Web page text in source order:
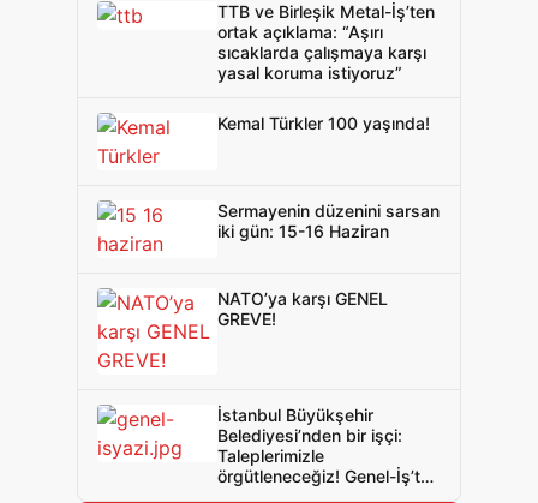
TTB ve Birleşik Metal-İş’ten
ortak açıklama: “Aşırı
sıcaklarda çalışmaya karşı
yasal koruma istiyoruz”
Kemal Türkler 100 yaşında!
Sermayenin düzenini sarsan
iki gün: 15-16 Haziran
NATO’ya karşı GENEL
GREVE!
İstanbul Büyükşehir
Belediyesi’nden bir işçi:
Taleplerimizle
örgütleneceğiz! Genel-İş’te